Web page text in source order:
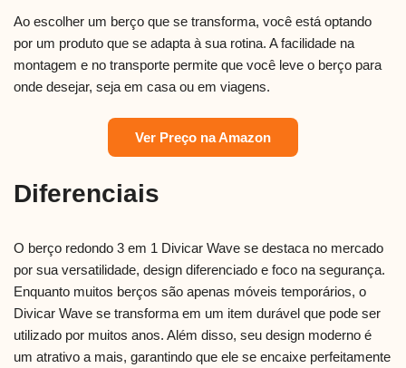
Ao escolher um berço que se transforma, você está optando
por um produto que se adapta à sua rotina. A facilidade na
montagem e no transporte permite que você leve o berço para
onde desejar, seja em casa ou em viagens.
Ver Preço na Amazon
Diferenciais
O berço redondo 3 em 1 Divicar Wave se destaca no mercado
por sua versatilidade, design diferenciado e foco na segurança.
Enquanto muitos berços são apenas móveis temporários, o
Divicar Wave se transforma em um item durável que pode ser
utilizado por muitos anos. Além disso, seu design moderno é
um atrativo a mais, garantindo que ele se encaixe perfeitamente